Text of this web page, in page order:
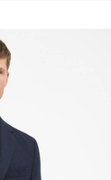
di Accessibilità